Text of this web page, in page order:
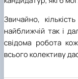
Звичайно,
найближчій так і
свідома робота
всього колективу